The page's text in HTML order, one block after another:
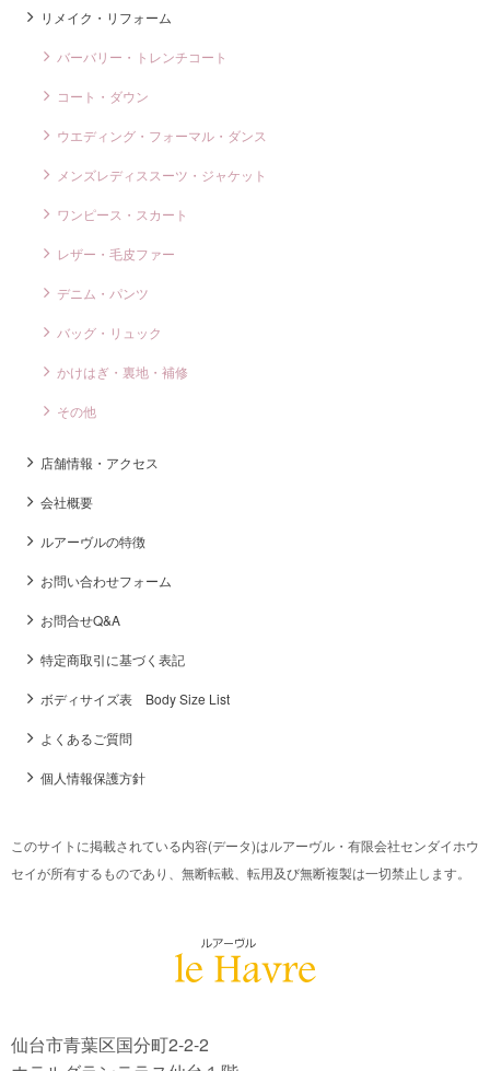
リメイク・リフォーム
バーバリー・トレンチコート
コート・ダウン
ウエディング・フォーマル・ダンス
メンズレディススーツ・ジャケット
ワンピース・スカート
レザー・毛皮ファー
デニム・パンツ
バッグ・リュック
かけはぎ・裏地・補修
その他
店舗情報・アクセス
会社概要
ルアーヴルの特徴
お問い合わせフォーム
お問合せQ&A
特定商取引に基づく表記
ボディサイズ表 Body Size List
よくあるご質問
個人情報保護方針
このサイトに掲載されている内容(データ)はルアーヴル・有限会社センダイホウ
セイが所有するものであり、無断転載、転用及び無断複製は一切禁止します。
仙台市青葉区国分町2-2-2